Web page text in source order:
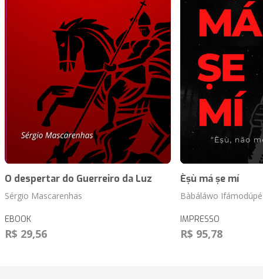
O despertar do Guerreiro da Luz
Sérgio Mascarenhas
EBOOK
R$ 29,56
Èṣù má ṣe mí
Bàbáláwo
IMPRESSO
R$ 95,78